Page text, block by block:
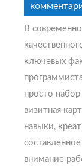
В
ключевых
просто
визитная
навыки,
внимание